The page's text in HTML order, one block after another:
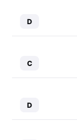
D
C
D